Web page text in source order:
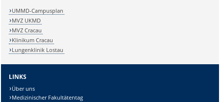
UMMD-Campusplan
MVZ UKMD
MVZ Cracau
Klinikum Cracau
Lungenklinik Lostau
LINKS
Über uns
Medizinischer Fakultätentag